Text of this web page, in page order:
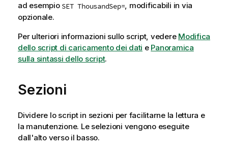
ad esempio SET ThousandSep=, modificabili in via
opzionale.
Per ulteriori informazioni sullo script, vedere Modifica
dello script di caricamento dei dati e Panoramica
sulla sintassi dello script.
Sezioni
Dividere lo script in sezioni per facilitarne la lettura e
la manutenzione. Le selezioni vengono eseguite
dall'alto verso il basso.